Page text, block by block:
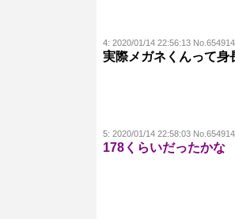
4: 2020/01/14 22:56:13
実際メガネくんって身
5: 2020/01/14 22:58:03
178くらいだったかな